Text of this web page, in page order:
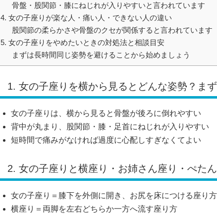
骨盤・股関節・膝にねじれが入りやすいと言われています
4. 女の子座りが楽な人・痛い人・できない人の違い
股関節の柔らかさや骨盤のクセが関係すると言われています
5. 女の子座りをやめたいときの対処法と相談目安
まずは長時間同じ姿勢を避けることから始めましょう
1. 女の子座りを横から見るとどんな姿勢？ま
女の子座りは、横から見ると骨盤が後ろに倒れやすい
背中が丸まり、股関節・膝・足首にねじれが入りやすい
短時間で痛みがなければ過度に心配しすぎなくてよい
2. 女の子座りと横座り・お姉さん座り・ぺた
女の子座り＝膝下を外側に開き、お尻を床につける座り方
横座り＝両脚を左右どちらか一方へ流す座り方